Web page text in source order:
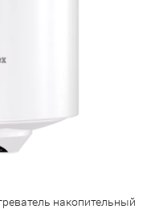
накопительный